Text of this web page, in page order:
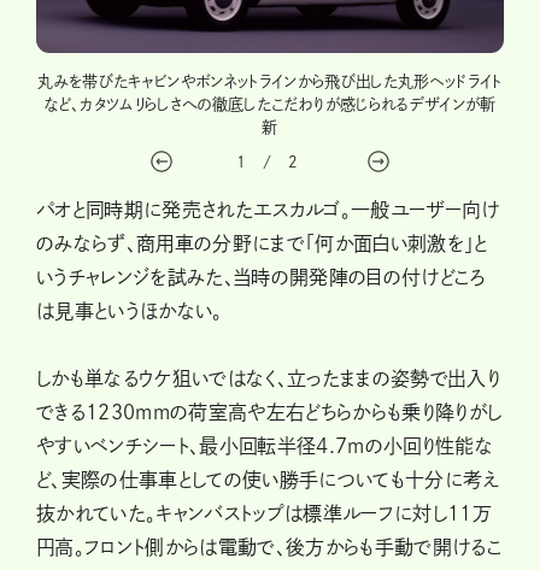
丸みを帯びたキャビンやボンネットラインから飛び出した丸形ヘッドライト
など、カタツムリらしさへの徹底したこだわりが感じられるデザインが斬
新
1 / 2
パオと同時期に発売されたエスカルゴ。一般ユーザー向け
のみならず、商用車の分野にまで「何か面白い刺激を」と
いうチャレンジを試みた、当時の開発陣の目の付けどころ
は見事というほかない。
しかも単なるウケ狙いではなく、立ったままの姿勢で出入り
できる1230mmの荷室高や左右どちらからも乗り降りがし
やすいベンチシート、最小回転半径4.7mの小回り性能な
ど、実際の仕事車としての使い勝手についても十分に考え
抜かれていた。キャンバストップは標準ルーフに対し11万
円高。フロント側からは電動で、後方からも手動で開けるこ